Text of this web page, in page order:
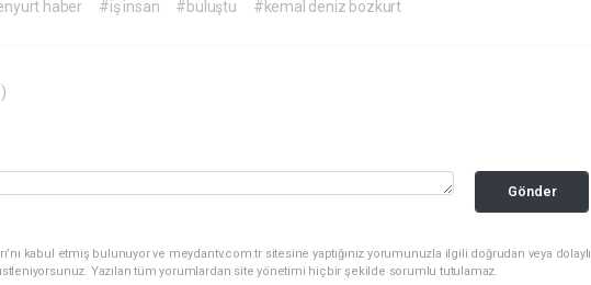
haber #iş insan #buluştu #kemal deniz bozkurt
Gönder
kabul etmiş bulunuyor ve meydantv.com.tr sitesine yaptığınız yorumunuzla ilgili doğrudan veya dolaylı
Yazılan tüm yorumlardan site yönetimi hiçbir şekilde sorumlu tutulamaz.